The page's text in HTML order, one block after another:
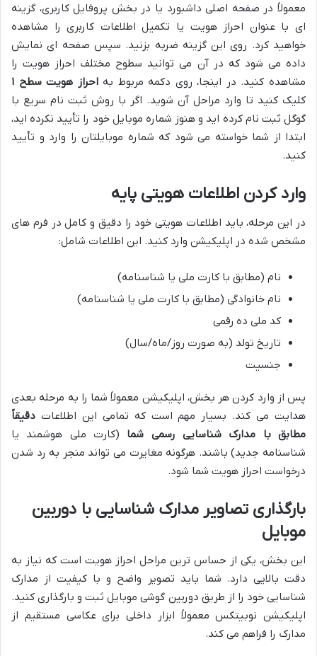
معمولاً در صفحه اصلی داشبورد یا در بخش پروفایل کاربری، گزینه
ای با عنوان احراز هویت یا تکمیل اطلاعات کاربری را مشاهده
خواهید کرد. روی این گزینه ضربه بزنید. سپس صفحه ای نمایش
داده می شود که در آن می توانید سطوح مختلف احراز هویت را
مشاهده کنید. در اینجا، روی دکمه مربوط بهاحراز هویت سطح ۱
کلیک کنید تا وارد مراحل آن شوید. اگر با روش ثبت نام سریع با
گوگل ثبت نام کرده اید و هنوز شماره موبایل خود را تأیید نکرده اید،
ابتدا از شما خواسته می شود که شماره موبایلتان را وارد و تأیید
کنید.
وارد کردن اطلاعات هویتی پایه
در این مرحله، باید اطلاعات هویتی خود را دقیق و کامل در فرم های
مشخص شده در اپلیکیشن وارد کنید. این اطلاعات شامل:
نام (مطابق با کارت ملی یا شناسنامه)
نام خانوادگی (مطابق با کارت ملی یا شناسنامه)
کد ملی ده رقمی
تاریخ تولد (به صورت روز/ماه/سال)
جنسیت
پس از وارد کردن هر بخش، اپلیکیشن معمولاً شما را به مرحله بعدی
هدایت می کند. بسیار مهم است که تمامی این اطلاعات دقیقاً
مطابق با مدارک شناسایی رسمی شما (کارت ملی هوشمند یا
شناسنامه جدید) باشند. هرگونه مغایرت می تواند منجر به رد شدن
درخواست احراز هویت شما شود.
بارگذاری تصاویر مدارک شناسایی با دوربین
موبایل
این بخش، یکی از حساس ترین مراحل احراز هویت است که نیاز به
دقت بالایی دارد. شما باید تصویر واضح و با کیفیت از مدارک
شناسایی خود را از طریق دوربین گوشی موبایل ثبت و بارگذاری کنید.
اپلیکیشن نوبیتکس معمولاً ابزار داخلی برای عکاسی مستقیم از
مدارک را فراهم می کند.